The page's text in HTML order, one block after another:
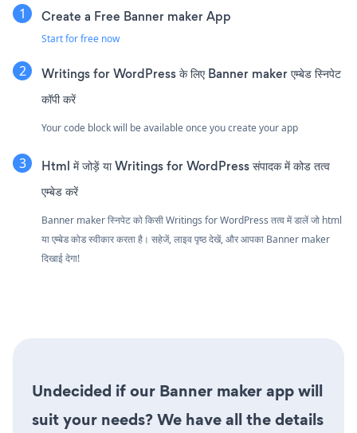
Create a Free Banner maker App
Start for free now
Writings for WordPress के लिए Banner maker एम्बेड स्निपेट
कॉपी करें
Your code block will be available once you create your app
Html में जोड़ें या Writings for WordPress संपादक में कोड तत्व
एम्बेड करें
Banner maker स्निपेट को किसी Writings for WordPress तत्व में डालें जो html
या एम्बेड कोड स्वीकार करता है। सहेजें, लाइव पृष्ठ देखें, और आपका Banner maker
दिखाई देगा!
Undecided if our Banner maker app will
suit your needs? We have all the details